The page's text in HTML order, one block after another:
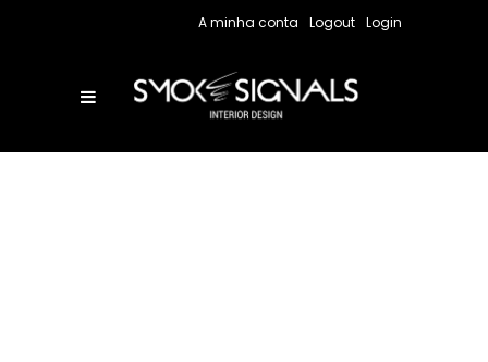
A minha conta Logout Login